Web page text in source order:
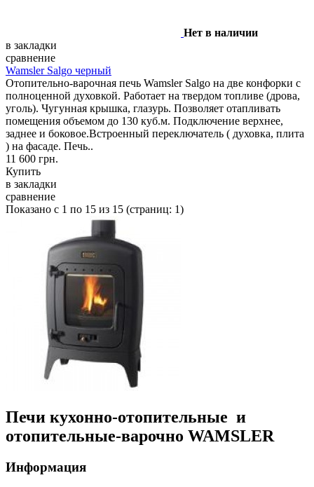
Нет в наличии
в закладки
сравнение
Wamsler Salgo черный
Отопительно-варочная печь Wamsler Salgo на две конфорки с
полноценной духовкой. Работает на твердом топливе (дрова,
уголь). Чугунная крышка, глазурь. Позволяет отапливать
помещения объемом до 130 куб.м. Подключение верхнее,
заднее и боковое.Встроенный переключатель ( духовка, плита
) на фасаде. Печь..
11 600 грн.
Купить
в закладки
сравнение
Показано с 1 по 15 из 15 (страниц: 1)
Печи кухонно-отопительные и
отопительные-варочно WAMSLER
Информация